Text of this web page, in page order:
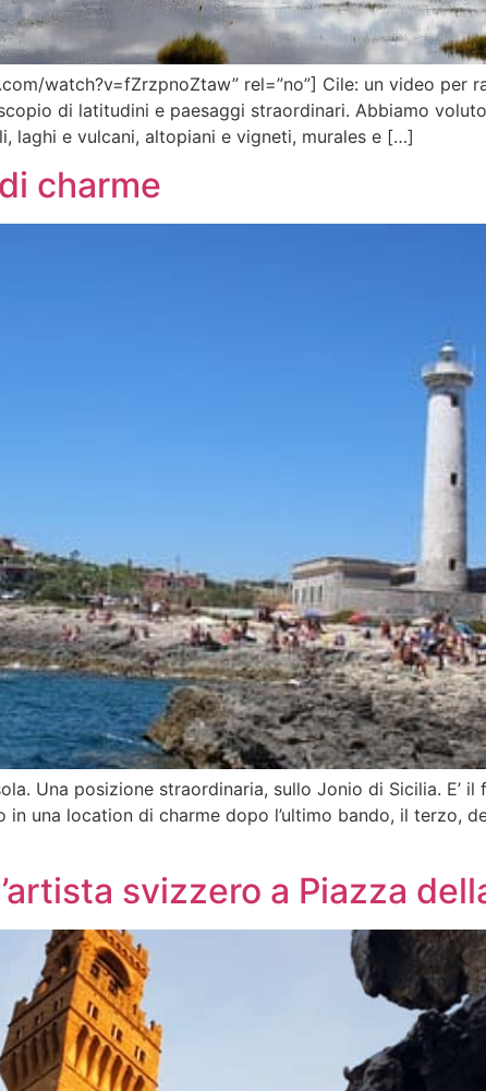
watch?v=fZrzpnoZtaw” rel=”no”] Cile: un video per
di latitudini e paesaggi straordinari. Abbiamo
laghi e vulcani, altopiani e vigneti, murales e […]
charme
Una posizione straordinaria, sullo Jonio di Sicilia. E’
una location di charme dopo l’ultimo bando, il terzo,
svizzero a Piazza